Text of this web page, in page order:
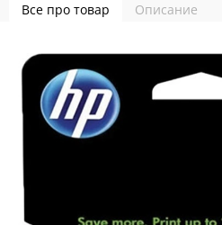
Все про товар Описание